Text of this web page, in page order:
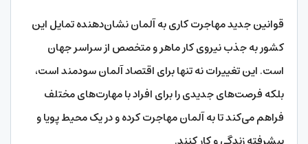
قوانین جدید مهاجرت کاری به آلمان نشان‌دهنده تمایل این
کشور به جذب نیروی کار ماهر و متخصص از سراسر جهان
است. این تغییرات نه تنها برای اقتصاد آلمان سودمند است،
بلکه فرصت‌های جدیدی را برای افراد با مهارت‌های مختلف
فراهم می‌کند تا به آلمان مهاجرت کرده و در یک محیط پویا و